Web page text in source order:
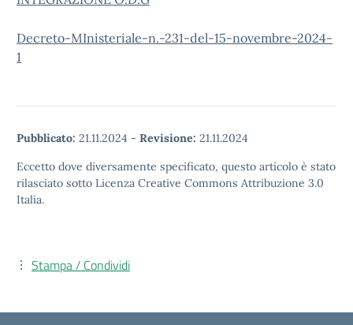
Decreto-MInisteriale-n.-231-del-15-novembre-2024-
1
Pubblicato: 21.11.2024 - Revisione: 21.11.2024
Eccetto dove diversamente specificato, questo articolo è stato
rilasciato sotto Licenza Creative Commons Attribuzione 3.0
Italia.
Stampa / Condividi